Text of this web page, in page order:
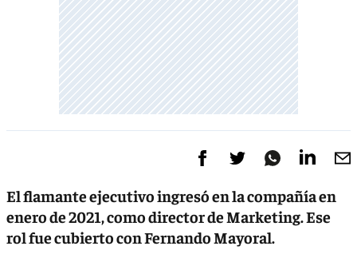
El flamante ejecutivo ingresó en la compañía en
enero de 2021, como director de Marketing. Ese
rol fue cubierto con Fernando Mayoral.